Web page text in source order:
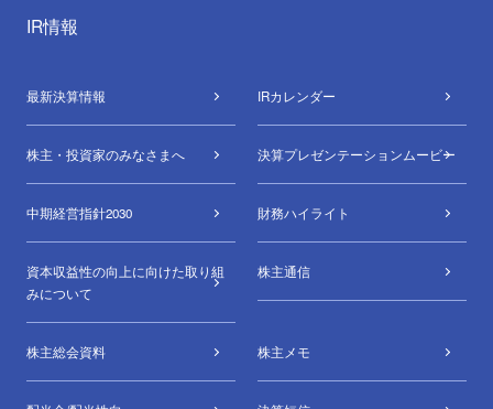
IR情報
最新決算情報 IRカレンダー
株主・投資家のみなさまへ 決算プレゼンテーションムービー
中期経営指針2030 財務ハイライト
資本収益性の向上に向けた取り組
みについて
株主通信
株主総会資料 株主メモ